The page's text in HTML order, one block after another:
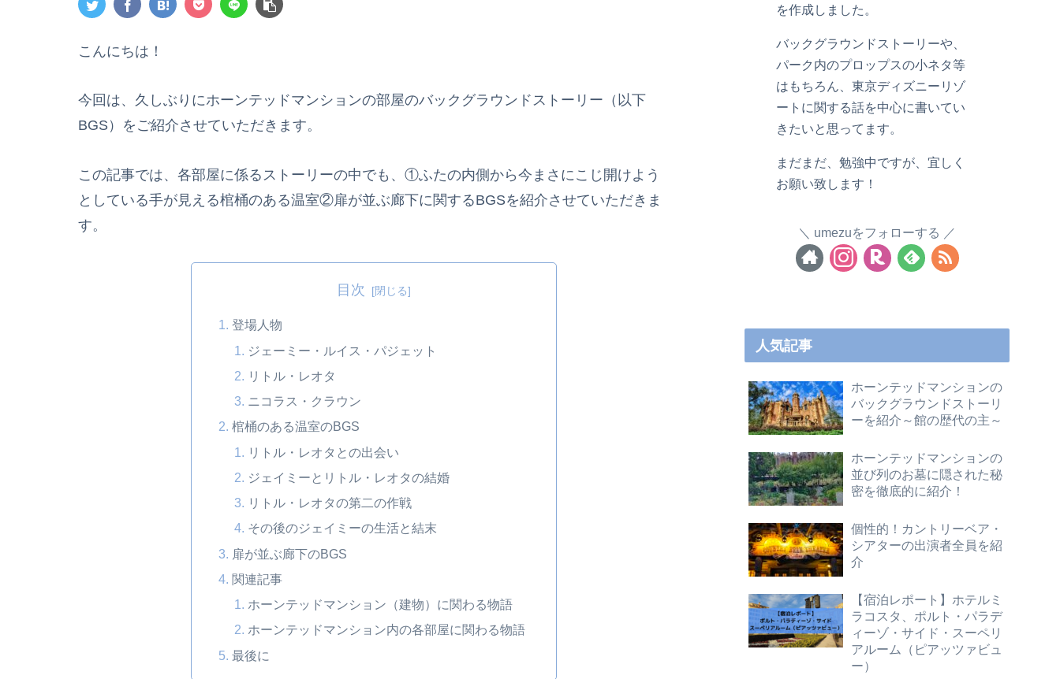
こんにちは！
今回は、久しぶりにホーンテッドマンションの部屋のバックグラウンドストーリー（以下
BGS）をご紹介させていただきます。
この記事では、各部屋に係るストーリーの中でも、①ふたの内側から今まさにこじ開けよう
としている手が見える棺桶のある温室②扉が並ぶ廊下に関するBGSを紹介させていただきま
す。
目次
登場人物
ジェーミー・ルイス・パジェット
リトル・レオタ
ニコラス・クラウン
棺桶のある温室のBGS
リトル・レオタとの出会い
ジェイミーとリトル・レオタの結婚
リトル・レオタの第二の作戦
その後のジェイミーの生活と結末
扉が並ぶ廊下のBGS
関連記事
ホーンテッドマンション（建物）に関わる物語
ホーンテッドマンション内の各部屋に関わる物語
最後に
を作成しました。
バックグラウンドストーリーや、
パーク内のプロップスの小ネタ等
はもちろん、東京ディズニーリゾ
ートに関する話を中心に書いてい
きたいと思ってます。
まだまだ、勉強中ですが、宜しく
お願い致します！
umezuをフォローする
人気記事
ホーンテッドマンションの
バックグラウンドストーリ
ーを紹介～館の歴代の主～
ホーンテッドマンションの
並び列のお墓に隠された秘
密を徹底的に紹介！
個性的！カントリーベア・
シアターの出演者全員を紹
介
【宿泊レポート】ホテルミ
ラコスタ、ポルト・パラデ
ィーゾ・サイド・スーペリ
アルーム（ピアッツァビュ
ー）